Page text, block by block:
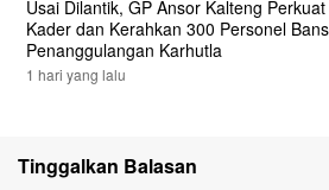
Usai Dilantik, GP Ansor Kalteng
Kader dan Kerahkan 300 Personel
Penanggulangan Karhutla
1 hari yang lalu
Tinggalkan Balasan